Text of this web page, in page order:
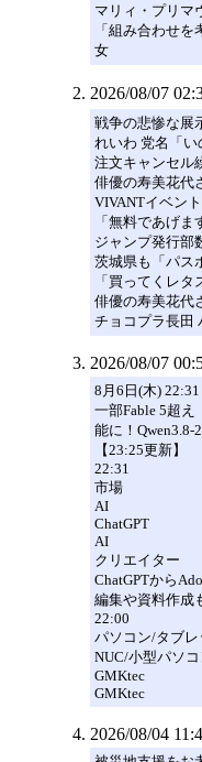
マリィ・プリマ
「組み合わせ
女
2026/08/07
戦争の悲惨な展
れいわ 党名「い
注文キャンセル
俳優の寿美花代
VIVANTイベン
「無料であげ
ジャンプ発行部
茨城県も「パス
「買ってくレ
俳優の寿美花代
チョコプラ長田
2026/08/07
8月6日(木)
一部Fable 5超え
能に！Qwen3.8-
【23:25更新】
22:31
市場
AI
ChatGPT
AI
クリエイター
ChatGPTから
編集や資料作成
22:00
パソコン/タブ
NUC/小型パソコ
GMKtec
GMKtec
2026/08/04